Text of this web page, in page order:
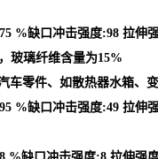
%缺口冲击强度:98 拉伸
玻璃纤维含量为15%
车零件、如散热器水箱、
%缺口冲击强度:49 拉伸